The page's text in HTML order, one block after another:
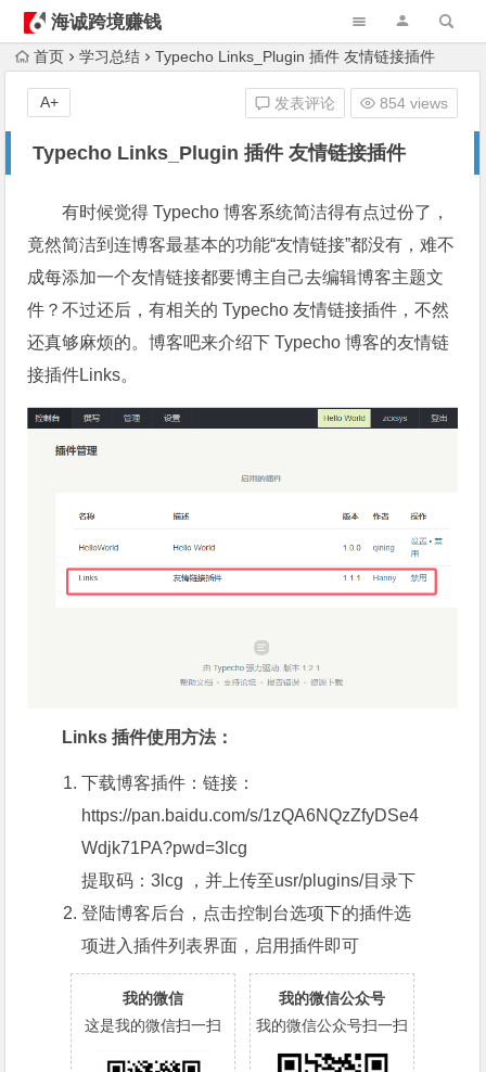
海诚跨境赚钱
首页 学习总结 Typecho Links_Plugin 插件 友情链接插件
Typecho Links_Plugin 插件 友情链接插件
发表评论 854 views
A+
有时候觉得 Typecho 博客系统简洁得有点过份了，
竟然简洁到连博客最基本的功能“友情链接”都没有，难不
成每添加一个友情链接都要博主自己去编辑博客主题文
件？不过还后，有相关的 Typecho 友情链接插件，不然
还真够麻烦的。博客吧来介绍下 Typecho 博客的友情链
接插件Links。
Links 插件使用方法：
下载博客插件：链接：
https://pan.baidu.com/s/1zQA6NQzZfyDSe4
Wdjk71PA?pwd=3lcg
提取码：3lcg ，并上传至usr/plugins/目录下
登陆博客后台，点击控制台选项下的插件选
项进入插件列表界面，启用插件即可
我的微信
这是我的微信扫一扫
我的微信公众号
我的微信公众号扫一扫